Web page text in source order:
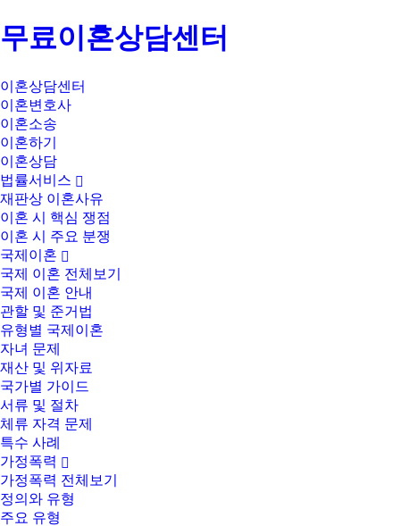
무료이혼상담센터
이혼상담센터
이혼변호사
이혼소송
이혼하기
이혼상담
법률서비스
재판상 이혼사유
이혼 시 핵심 쟁점
이혼 시 주요 분쟁
국제이혼
국제 이혼 전체보기
국제 이혼 안내
관할 및 준거법
유형별 국제이혼
자녀 문제
재산 및 위자료
국가별 가이드
서류 및 절차
체류 자격 문제
특수 사례
가정폭력
가정폭력 전체보기
정의와 유형
주요 유형